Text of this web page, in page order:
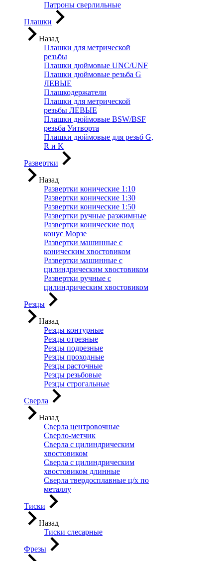
Патроны сверлильные
Плашки
Назад
Плашки для метрической
резьбы
Плашки дюймовые UNC/UNF
Плашки дюймовые резьба G
ЛЕВЫЕ
Плашкодержатели
Плашки для метрической
резьбы ЛЕВЫЕ
Плашки дюймовые BSW/BSF
резьба Уитворта
Плашки дюймовые для резьб G,
R и K
Развертки
Назад
Развертки конические 1:10
Развертки конические 1:30
Развертки конические 1:50
Развертки ручные разжимные
Развертки конические под
конус Морзе
Развертки машинные с
коническим хвостовиком
Развертки машинные с
цилиндрическим хвостовиком
Развертки ручные с
цилиндрическим хвостовиком
Резцы
Назад
Резцы контурные
Резцы отрезные
Резцы подрезные
Резцы проходные
Резцы расточные
Резцы резьбовые
Резцы строгальные
Сверла
Назад
Сверла центровочные
Сверло-метчик
Сверла с цилиндрическим
хвостовиком
Сверла с цилиндрическим
хвостовиком длинные
Сверла твердосплавные ц/х по
металлу
Тиски
Назад
Тиски слесарные
Фрезы